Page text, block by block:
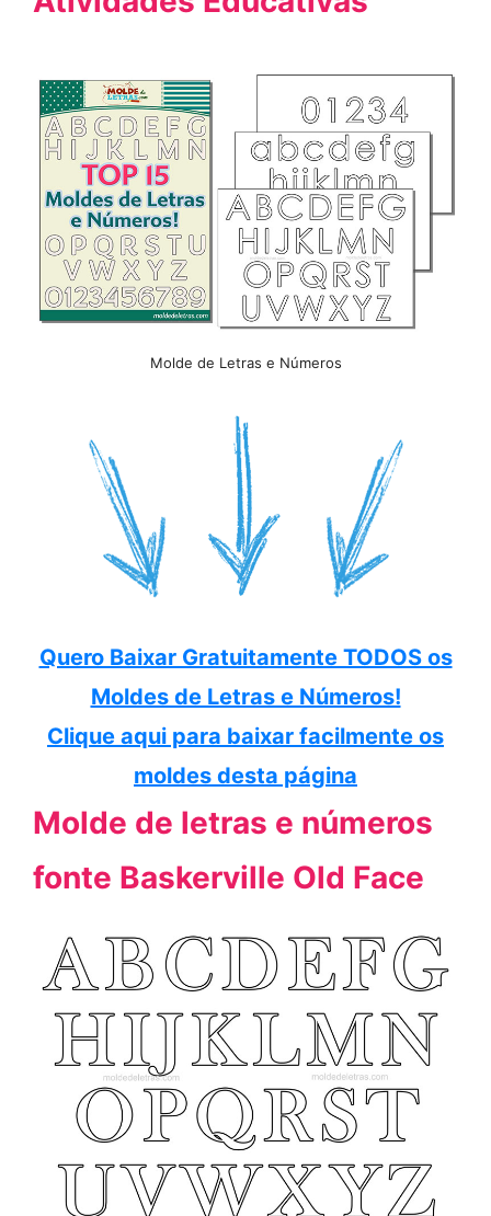
Molde de Letras e Números
Quero Baixar Gratuitamente TODOS os
Moldes de Letras e Números!
Clique aqui para baixar facilmente os
moldes desta página
Molde de letras e números
fonte Baskerville Old Face